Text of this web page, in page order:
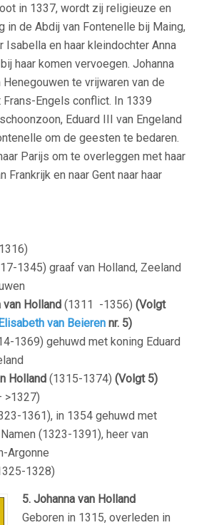
in 1337, wordt zij religieuze en
in de Abdij van Fontenelle bij Maing,
Isabella en haar kleindochter Anna
haar komen vervoegen. Johanna
te vrijwaren van de
Engels conflict. In 1339
Eduard III van Engeland
om de geesten te bedaren.
Parijs om te overleggen met haar
Frankrijk en naar Gent naar haar
1345) graaf van Holland, Zeeland
van Holland (1311 -1356) (Volgt
van Beieren nr. 5)
1369) gehuwd met koning Eduard
Holland (1315-1374) (Volgt 5)
>1327)
1361), in 1354 gehuwd met
(1323-1391), heer van
Argonne
1328)
5. Johanna van Holland
Geboren in 1315, overleden in